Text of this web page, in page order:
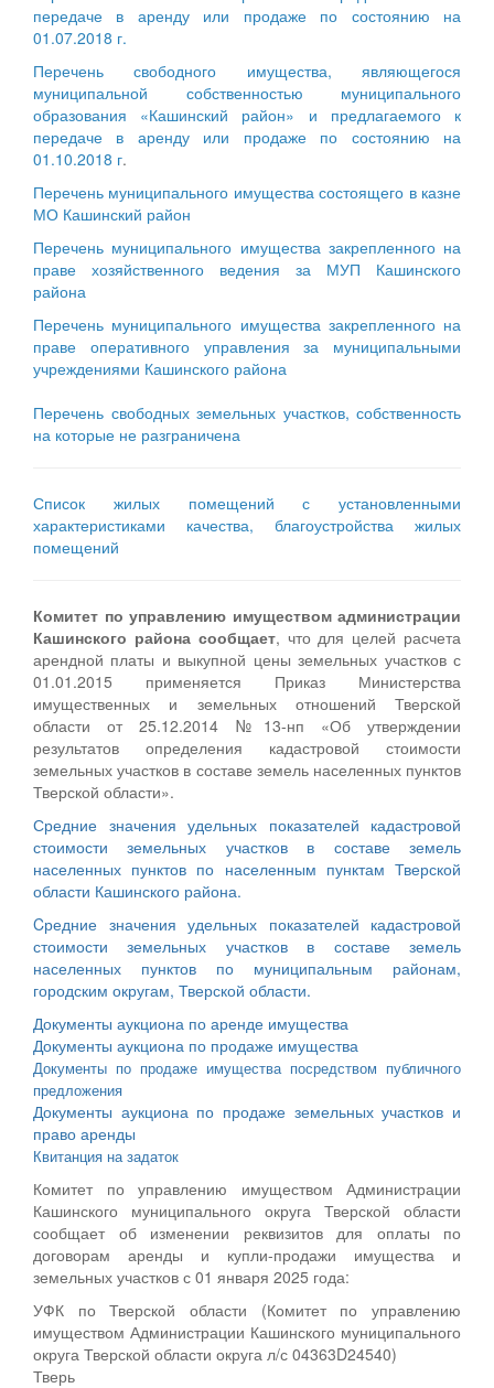
передаче в аренду или продаже по состоянию на
01.07.2018 г.
Перечень свободного имущества, являющегося
муниципальной собственностью муниципального
образования «Кашинский район» и предлагаемого к
передаче в аренду или продаже по состоянию на
01.10.2018 г.
Перечень муниципального имущества состоящего в казне
МО Кашинский район
Перечень муниципального имущества закрепленного на
праве хозяйственного ведения за МУП Кашинского
района
Перечень муниципального имущества закрепленного на
праве оперативного управления за муниципальными
учреждениями Кашинского района
Перечень свободных земельных участков, собственность
на которые не разграничена
Список жилых помещений с установленными
характеристиками качества, благоустройства жилых
помещений
Комитет по управлению имуществом администрации
Кашинского района сообщает, что для целей расчета
арендной платы и выкупной цены земельных участков с
01.01.2015 применяется Приказ Министерства
имущественных и земельных отношений Тверской
области от 25.12.2014 №13-нп «Об утверждении
результатов определения кадастровой стоимости
земельных участков в составе земель населенных пунктов
Тверской области».
Средние значения удельных показателей кадастровой
стоимости земельных участков в составе земель
населенных пунктов по населенным пунктам Тверской
области Кашинского района.
Cредние значения удельных показателей кадастровой
стоимости земельных участков в составе земель
населенных пунктов по муниципальным районам,
городским округам, Тверской области.
Документы аукциона по аренде имущества
Документы аукциона по продаже имущества
Документы по продаже имущества посредством публичного
предложения
Документы аукциона по продаже земельных участков и
право аренды
Квитанция на задаток
Комитет по управлению имуществом Администрации
Кашинского муниципального округа Тверской области
сообщает об изменении реквизитов для оплаты по
договорам аренды и купли-продажи имущества и
земельных участков с 01 января 2025 года:
УФК по Тверской области (Комитет по управлению
имуществом Администрации Кашинского муниципального
округа Тверской области округа л/с 04363D24540)
Тверь